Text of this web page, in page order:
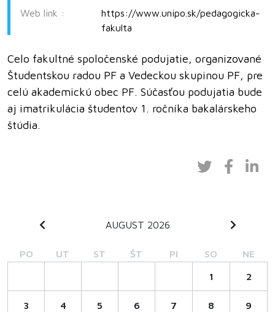
Web link :
https://www.unipo.sk/pedagogicka-
fakulta
Celo fakultné spoločenské podujatie, organizované
Študentskou radou PF a Vedeckou skupinou PF, pre
celú akademickú obec PF. Súčasťou podujatia bude
aj imatrikulácia študentov 1. ročníka bakalárskeho
štúdia.
AUGUST 2026
PO UT ST ŠT PI SO NE
1 2
3 4 5 6 7 8 9